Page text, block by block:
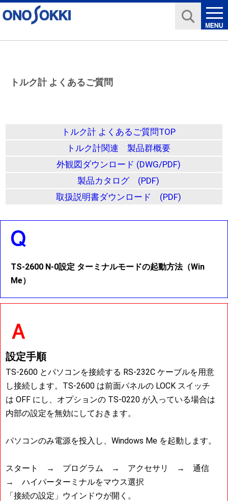
トルク計 よくあるご質問
トルク計 よくあるご質問TOP
トルク計関連 製品群概要
外観図ダウンロード (DWG/PDF)
製品カタログ (PDF)
取扱説明書ダウンロード (PDF)
TS-2600 N-0設定 ターミナルモードの起動方法（Win
Me）
設定手順
TS-2600 とパソコンを接続する RS-232C ケーブルを用意
し接続します。TS-2600 は前面パネルの LOCK スイッチ
は OFF にし、オプションの TS-0220 が入っている場合は
内部の設定を無効にしておきます。
パソコンのみ電源を投入し、Windows Me を起動します。
スタート → プログラム → アクセサリ → 通信
→ ハイパーターミナルをマウス選択
「接続の設定」ウインドウが開く。